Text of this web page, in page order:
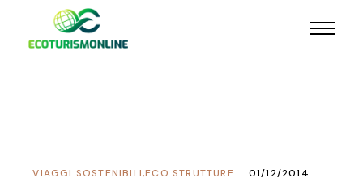
ECO STRUTTURE
,
VIAGGI SOSTENIBILI 01/12/2014